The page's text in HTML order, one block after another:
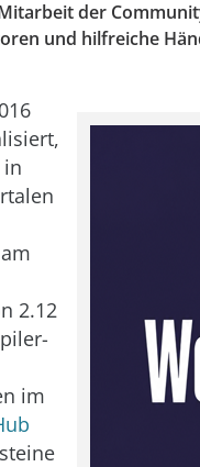
der
und hilfreiche
2.12
im